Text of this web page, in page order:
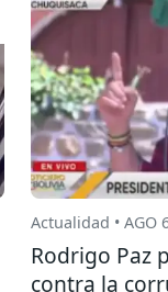
Actualidad • AGO
Rodrigo Paz
contra la